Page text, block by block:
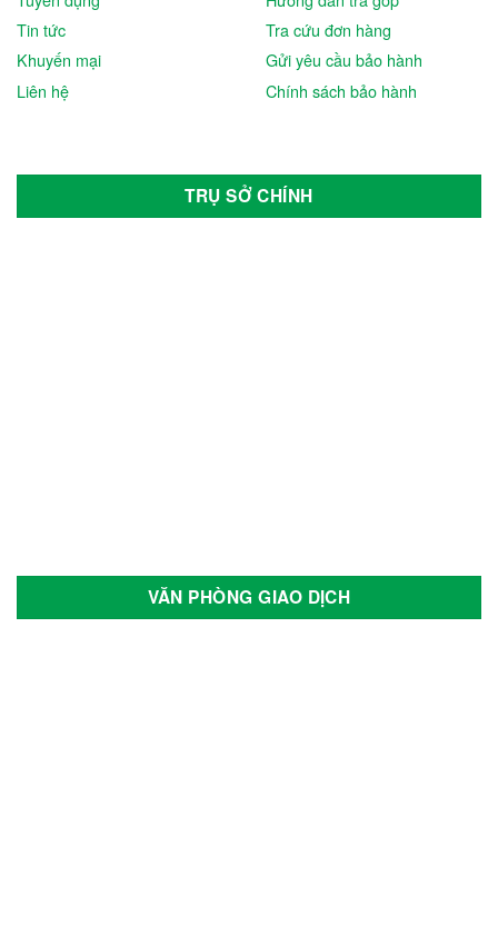
Tin tức
Khuyến mại
Liên hệ
Tra cứu đơn hàng
Gửi yêu cầu bảo hành
Chính sách bảo hành
TRỤ SỞ CHÍNH
VĂN PHÒNG GIAO DỊCH